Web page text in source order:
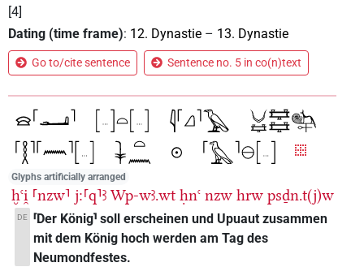
[4]
Dating (time frame): 12. Dynastie – 13. Dynastie
Go to/cite sentence Sentence no. 5 in co(n)text
Glyphs artificially arranged
ḫꜥi̯ ⸢nzw⸣ j:⸢q⸣ꜣ Wp-wꜣ.wt ḥnꜥ nzw hrw psḏn.t(j)w
DE ⸢Der König⸣ soll erscheinen und Upuaut zusammen
mit dem König hoch werden am Tag des
Neumondfestes.